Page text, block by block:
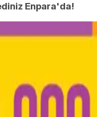
Enpara'da!